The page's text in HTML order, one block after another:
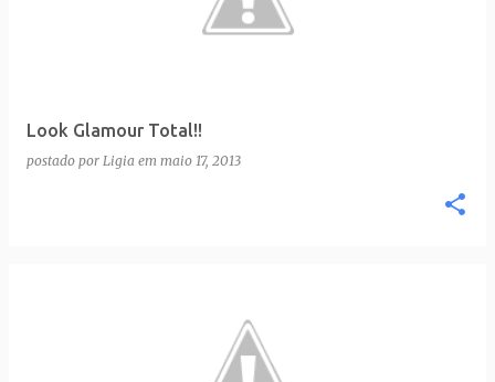
Look Glamour Total!!
postado por Ligia em maio 17, 2013